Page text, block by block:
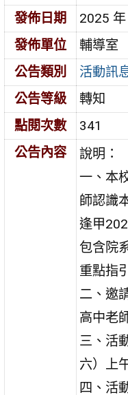
發佈日期
2025
發佈單位
輔導室
公告類別
活動訊
公告等級
轉知
點閱次數
341
公告內容
說明：
一、本
師認識
逢甲
包含院
重點指
二、邀
高中老
三、活
六）上
四、活